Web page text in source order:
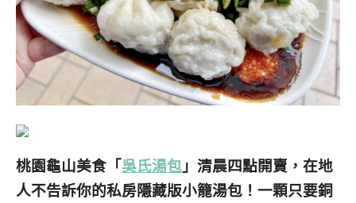
桃園龜山美食「吳氏湯包 」清晨四點開賣，在地
人不告訴你的私房隱藏版小籠湯包！一顆只要銅